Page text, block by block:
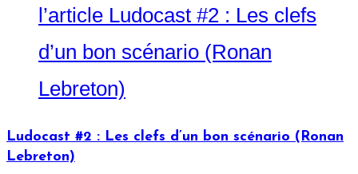
Ludocast #2 : Les clefs d’un bon scénario (Ronan
Lebreton)